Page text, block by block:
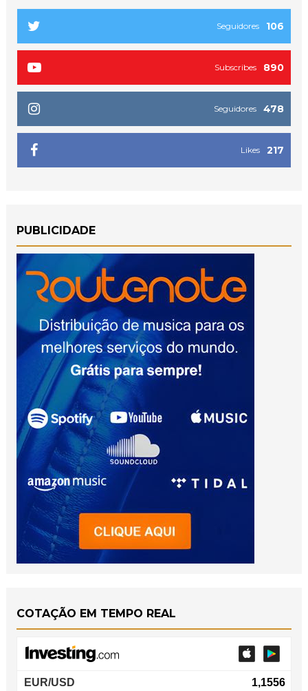
106
Seguidores
890
Subscribes
478
Seguidores
217
Likes
PUBLICIDADE
COTAÇÃO EM TEMPO REAL